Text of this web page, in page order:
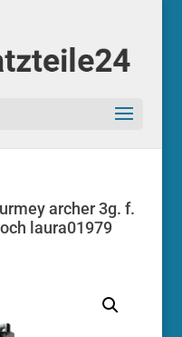
archer 3g. f.
laura01979